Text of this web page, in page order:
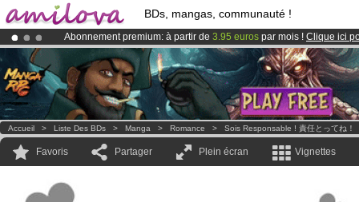
BDs, mangas, communauté !
Abonnement premium: à partir de 3.95 euros par mois ! Clique ici
LeKickstarter Amilova est désormais lancé!.
Déjà 134393membreset 1208BDs & Mangas!
Accueil > Liste Des BDs > Manga > Romance > Sois Responsable ! 責任とってね！
Favoris Partager Plein écran Vignettes